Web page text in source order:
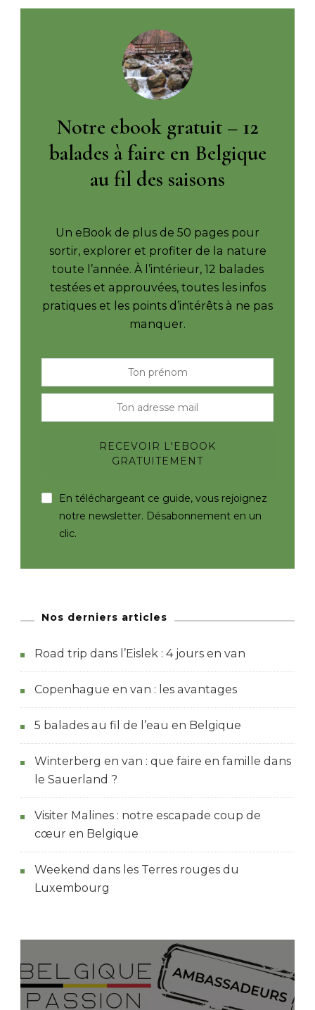
Notre ebook gratuit – 12
balades à faire en Belgique
au fil des saisons
Un eBook de plus de 50 pages pour
sortir, explorer et profiter de la nature
toute l’année. À l’intérieur, 12 balades
testées et approuvées, toutes les infos
pratiques et les points d’intérêts à ne pas
manquer.
En téléchargeant ce guide, vous rejoignez
notre newsletter. Désabonnement en un
clic.
Nos derniers articles
Road trip dans l’Eislek : 4 jours en van
Copenhague en van : les avantages
5 balades au fil de l’eau en Belgique
Winterberg en van : que faire en famille dans
le Sauerland ?
Visiter Malines : notre escapade coup de
cœur en Belgique
Weekend dans les Terres rouges du
Luxembourg